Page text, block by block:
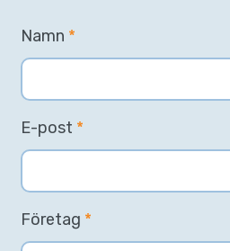
Namn *
E-post *
Företag *